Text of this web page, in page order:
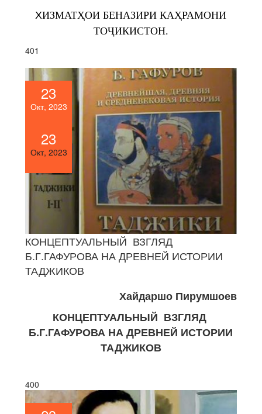
ХИЗМАТҲОИ БЕНАЗИРИ КАҲРАМОНИ
ТОҶИКИСТОН.
401
23
Окт, 2023
23
Окт, 2023
КОНЦЕПТУАЛЬНЫЙ ВЗГЛЯД
Б.Г.ГАФУРОВА НА ДРЕВНЕЙ ИСТОРИИ
ТАДЖИКОВ
Хайдаршо Пирумшоев
КОНЦЕПТУАЛЬНЫЙ ВЗГЛЯД
Б.Г.ГАФУРОВА НА ДРЕВНЕЙ ИСТОРИИ
ТАДЖИКОВ
400